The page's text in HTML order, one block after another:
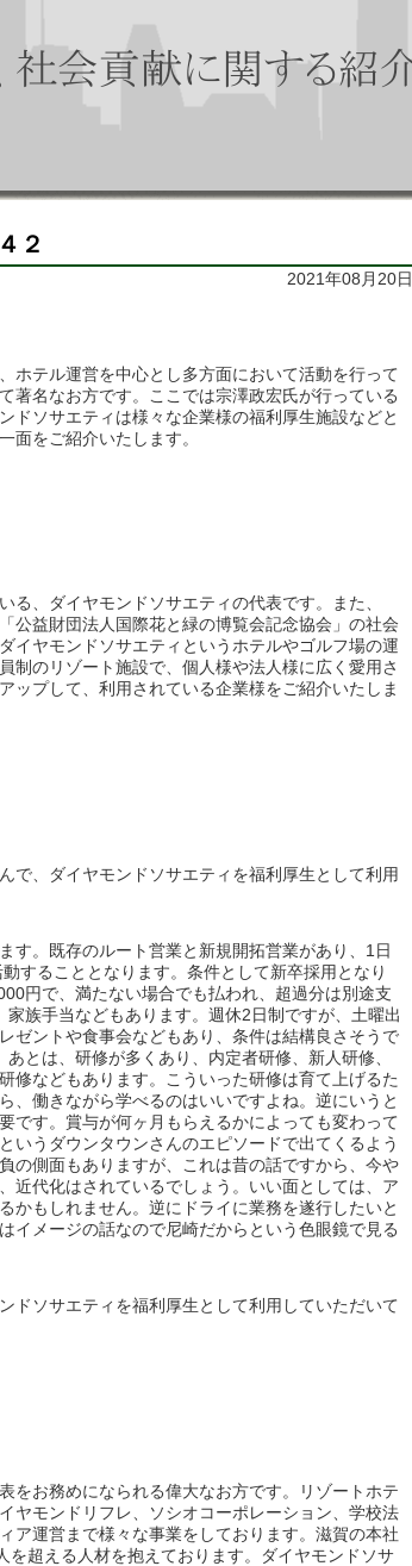
２
2021年08月20日
ホテル運営を中心とし多方面において活動を行って
著名なお方です。ここでは宗澤政宏氏が行っている
ドソサエティは様々な企業様の福利厚生施設などと
面をご紹介いたします。
、ダイヤモンドソサエティの代表です。また、
公益財団法人国際花と緑の博覧会記念協会」の社会
イヤモンドソサエティというホテルやゴルフ場の運
制のリゾート施設で、個人様や法人様に広く愛用さ
ップして、利用されている企業様をご紹介いたしま
で、ダイヤモンドソサエティを福利厚生として利用
す。既存のルート営業と新規開拓営業があり、1日
することとなります。条件として新卒採用となり
円で、満たない場合でも払われ、超過分は別途支
族手当などもあります。週休2日制ですが、土曜出
ゼントや食事会などもあり、条件は結構良さそうで
とは、研修が多くあり、内定者研修、新人研修、
修などもあります。こういった研修は育て上げるた
、働きながら学べるのはいいですよね。逆にいうと
です。賞与が何ヶ月もらえるかによっても変わって
いうダウンタウンさんのエピソードで出てくるよう
の側面もありますが、これは昔の話ですから、今や
近代化はされているでしょう。いい面としては、ア
かもしれません。逆にドライに業務を遂行したいと
イメージの話なので尼崎だからという色眼鏡で見る
ドソサエティを福利厚生として利用していただいて
をお務めになられる偉大なお方です。リゾートホテ
ヤモンドリフレ、ソシオコーポレーション、学校法
ア運営まで様々な事業をしております。滋賀の本社
超える人材を抱えております。ダイヤモンドソサ